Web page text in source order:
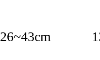
26~43cm